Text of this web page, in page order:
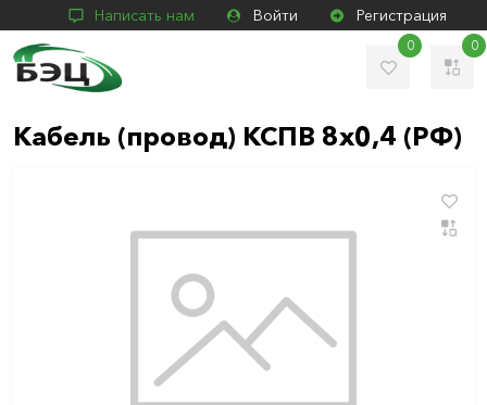
Написать нам Войти Регистрация
0 0
Кабель (провод) КСПВ 8х0,4 (РФ)